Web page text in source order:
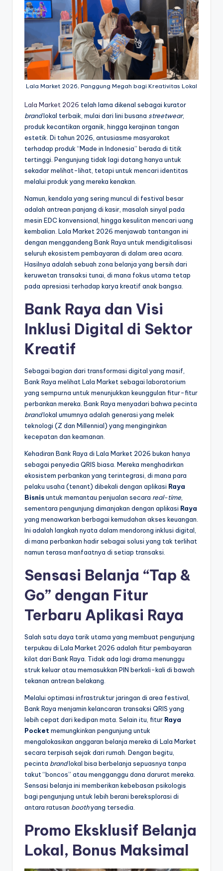
Lala Market 2026, Panggung Megah bagi Kreativitas Lokal
Lala Market 2026 telah lama dikenal sebagai kurator
brandlokal terbaik, mulai dari lini busana streetwear,
produk kecantikan organik, hingga kerajinan tangan
estetik. Di tahun 2026, antusiasme masyarakat
terhadap produk “Made in Indonesia” berada di titik
tertinggi. Pengunjung tidak lagi datang hanya untuk
sekadar melihat-lihat, tetapi untuk mencari identitas
melalui produk yang mereka kenakan.
Namun, kendala yang sering muncul di festival besar
adalah antrean panjang di kasir, masalah sinyal pada
mesin EDC konvensional, hingga kesulitan mencari uang
kembalian. Lala Market 2026 menjawab tantangan ini
dengan menggandeng Bank Raya untuk mendigitalisasi
seluruh ekosistem pembayaran di dalam area acara.
Hasilnya adalah sebuah zona belanja yang bersih dari
keruwetan transaksi tunai, di mana fokus utama tetap
pada apresiasi terhadap karya kreatif anak bangsa.
Bank Raya dan Visi
Inklusi Digital di Sektor
Kreatif
Sebagai bagian dari transformasi digital yang masif,
Bank Raya melihat Lala Market sebagai laboratorium
yang sempurna untuk menunjukkan keunggulan fitur-fitur
perbankan mereka. Bank Raya menyadari bahwa pecinta
brandlokal umumnya adalah generasi yang melek
teknologi (Z dan Millennial) yang menginginkan
kecepatan dan keamanan.
Kehadiran Bank Raya di Lala Market 2026 bukan hanya
sebagai penyedia QRIS biasa. Mereka menghadirkan
ekosistem perbankan yang terintegrasi, di mana para
pelaku usaha (tenant) dibekali dengan aplikasi Raya
Bisnisuntuk memantau penjualan secara real-time,
sementara pengunjung dimanjakan dengan aplikasi Raya
yang menawarkan berbagai kemudahan akses keuangan.
Ini adalah langkah nyata dalam mendorong inklusi digital,
di mana perbankan hadir sebagai solusi yang tak terlihat
namun terasa manfaatnya di setiap transaksi.
Sensasi Belanja “Tap &
Go” dengan Fitur
Terbaru Aplikasi Raya
Salah satu daya tarik utama yang membuat pengunjung
terpukau di Lala Market 2026 adalah fitur pembayaran
kilat dari Bank Raya. Tidak ada lagi drama menunggu
struk keluar atau memasukkan PIN berkali-kali di bawah
tekanan antrean belakang.
Melalui optimasi infrastruktur jaringan di area festival,
Bank Raya menjamin kelancaran transaksi QRIS yang
lebih cepat dari kedipan mata. Selain itu, fitur Raya
Pocket memungkinkan pengunjung untuk
mengalokasikan anggaran belanja mereka di Lala Market
secara terpisah sejak dari rumah. Dengan begitu,
pecinta brandlokal bisa berbelanja sepuasnya tanpa
takut “boncos” atau mengganggu dana darurat mereka.
Sensasi belanja ini memberikan kebebasan psikologis
bagi pengunjung untuk lebih berani bereksplorasi di
antara ratusan boothyang tersedia.
Promo Eksklusif Belanja
Lokal, Bonus Maksimal